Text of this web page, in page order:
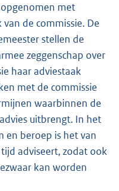
met
de commissie. De
stellen de
zeggenschap over
haar adviestaak
met de commissie
waarbinnen de
uitbrengt. In het
en beroep is het van
adviseert, zodat ook
kan worden